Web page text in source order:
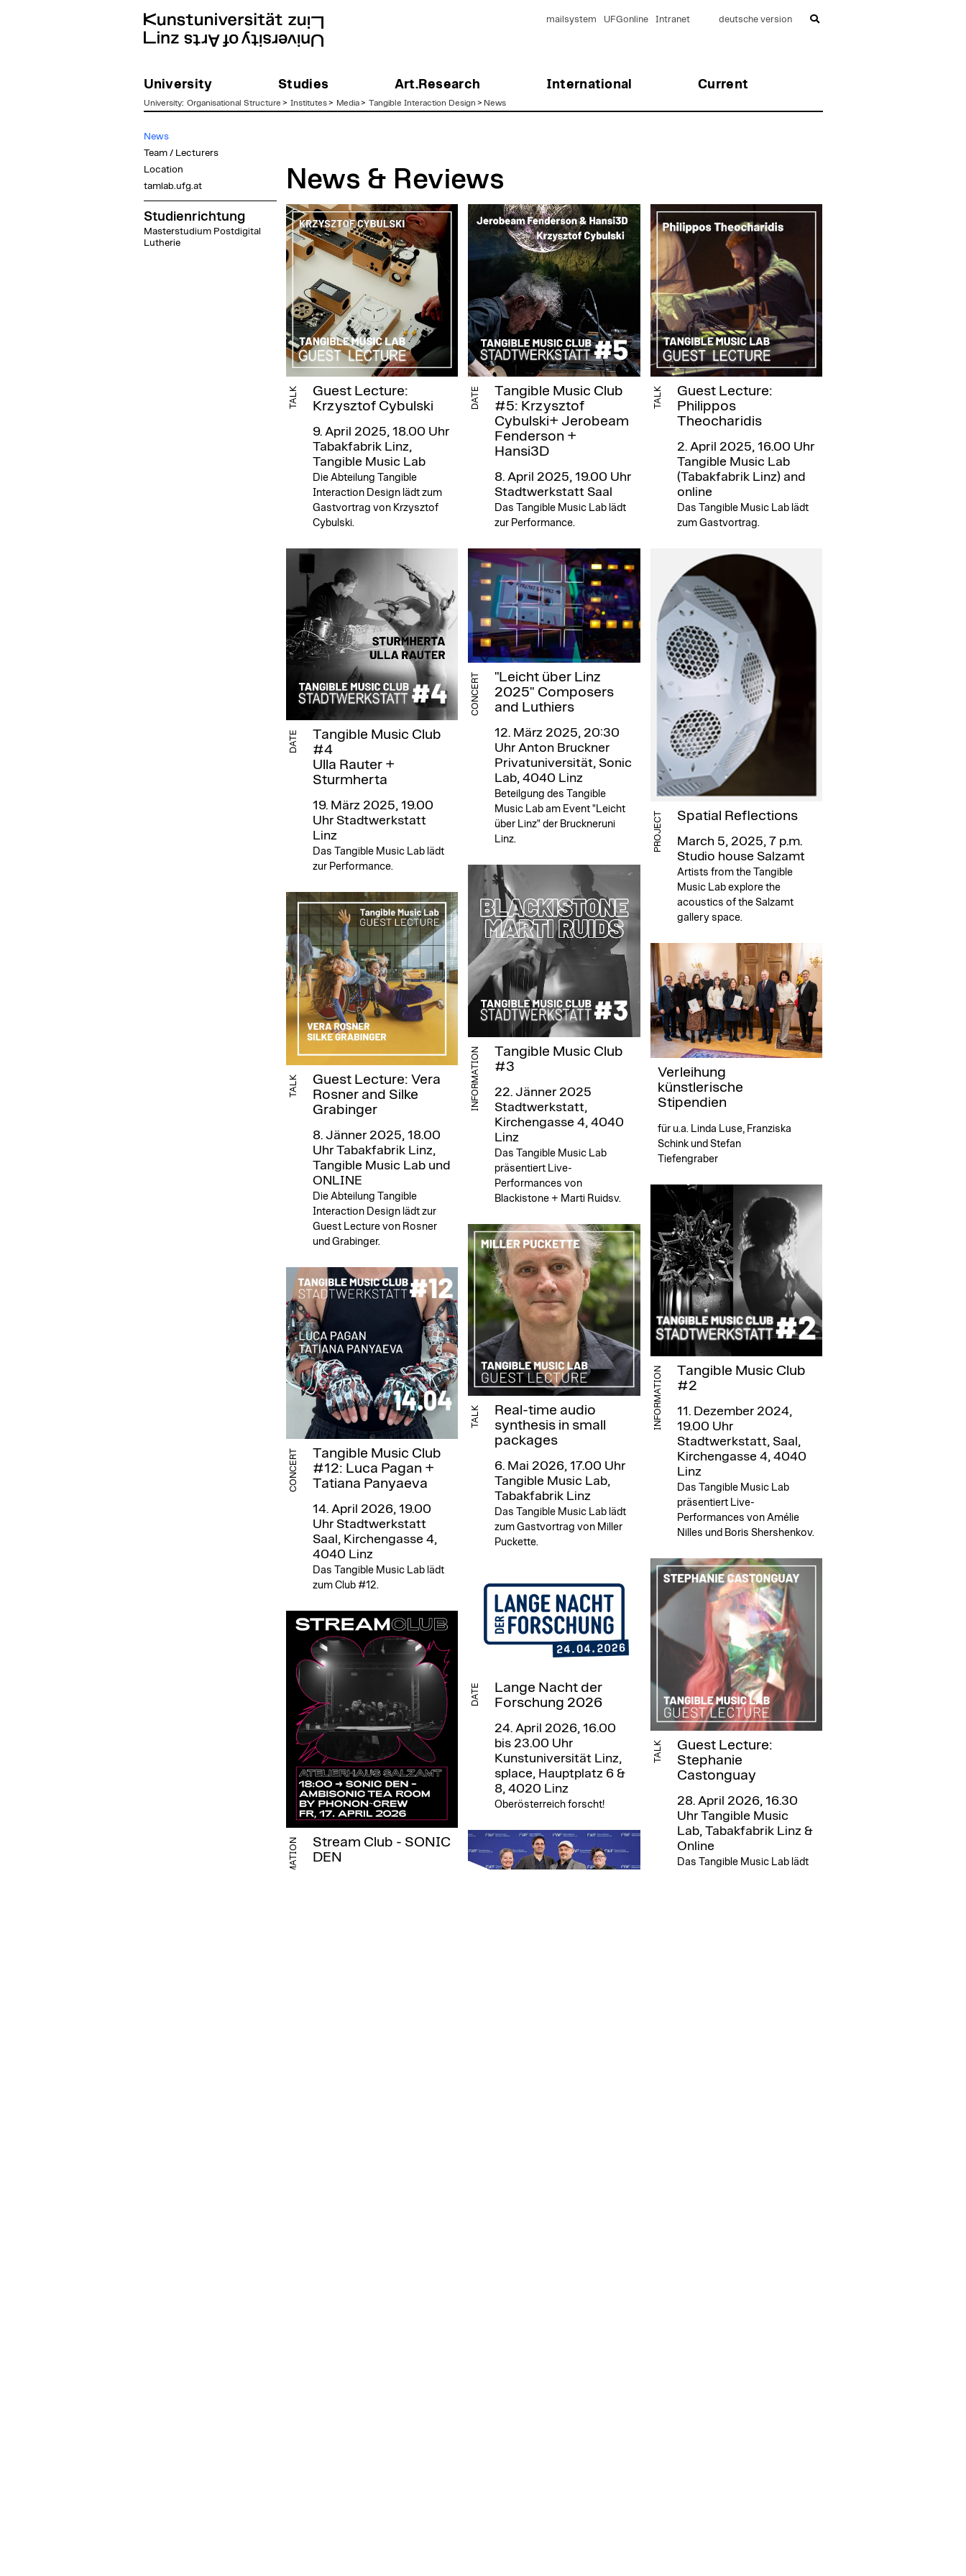
University Studies Art.Research International Current
mailsystem UFGonline Intranet deutsche version
University: Organisational Structure > Institutes> Media> Tangible Interaction Design > News
News
Team / Lecturers
Location
tamlab.ufg.at
Studienrichtung
Masterstudium Postdigital
Lutherie
News & Reviews
TALK
Guest Lecture:
Krzysztof Cybulski
9. April 2025, 18.00 Uhr
Tabakfabrik Linz,
Tangible Music Lab
Die Abteilung Tangible
Interaction Design lädt zum
Gastvortrag von Krzysztof
Cybulski.
DATE
Tangible Music Club
#5: Krzysztof
Cybulski+ Jerobeam
Fenderson +
Hansi3D
8. April 2025, 19.00 Uhr
Stadtwerkstatt Saal
Das Tangible Music Lab lädt
zur Performance.
TALK
Guest Lecture:
Philippos
Theocharidis
2. April 2025, 16.00 Uhr
Tangible Music Lab
(Tabakfabrik Linz) and
online
Das Tangible Music Lab lädt
zum Gastvortrag.
DATE
Tangible Music Club
#4
Ulla Rauter +
Sturmherta
19. März 2025, 19.00
UhrStadtwerkstatt
Linz
Das Tangible Music Lab lädt
zur Performance.
CONCERT
"Leicht über Linz
2025" Composers
and Luthiers
12. März 2025, 20:30
Uhr Anton Bruckner
Privatuniversität, Sonic
Lab, 4040 Linz
Beteilgung des Tangible
Music Lab am Event "Leicht
über Linz" der Bruckneruni
Linz.
PROJECT Spatial Reflections
March 5, 2025, 7 p.m.
Studio house Salzamt
Artists from the Tangible
Music Lab explore the
acoustics of the Salzamt
gallery space.
INFORMATION
Tangible Music Club
#3
22. Jänner 2025
Stadtwerkstatt,
Kirchengasse 4, 4040
Linz
Das Tangible Music Lab
präsentiert Live-
Performances von
Blackistone + Marti Ruidsv.
TALK
Guest Lecture: Vera
Rosner and Silke
Grabinger
8. Jänner 2025, 18.00
UhrTabakfabrik Linz,
Tangible Music Lab und
ONLINE
Die Abteilung Tangible
Interaction Design lädt zur
Guest Lecture von Rosner
und Grabinger.
Verleihung
künstlerische
Stipendien
für u.a. Linda Luse, Franziska
Schink und Stefan
Tiefengraber
INFORMATION
Tangible Music Club
#2
11. Dezember 2024,
19.00 Uhr
Stadtwerkstatt, Saal,
Kirchengasse 4, 4040
Linz
Das Tangible Music Lab
präsentiert Live-
Performances von Amélie
Nilles und Boris Shershenkov.
TALK
Real-time audio
synthesis in small
packages
6. Mai 2026, 17.00 Uhr
Tangible Music Lab,
Tabakfabrik Linz
Das Tangible Music Lab lädt
zum Gastvortrag von Miller
Puckette.
CONCERT
Tangible Music Club
#12: Luca Pagan +
Tatiana Panyaeva
14. April 2026, 19.00
UhrStadtwerkstatt
Saal, Kirchengasse 4,
4040 Linz
Das Tangible Music Lab lädt
zum Club #12.
TALK
Guest Lecture:
Stephanie
Castonguay
28. April 2026, 16.30
UhrTangible Music
Lab, Tabakfabrik Linz &
Online
Das Tangible Music Lab lädt
DATE
Lange Nacht der
Forschung 2026
24. April 2026, 16.00
bis 23.00 Uhr
Kunstuniversität Linz,
splace, Hauptplatz 6 &
8, 4020 Linz
Oberösterreich forscht!
INFORMATION
Stream Club - SONIC
DEN